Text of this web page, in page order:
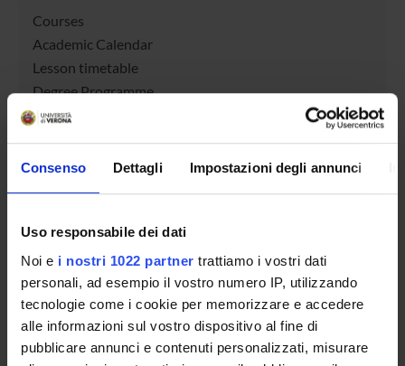
Consenso Dettagli Impostazioni degli annunci
Uso responsabile dei dati
Noi e i nostri 1022 partner trattiamo i vostri dati
personali, ad esempio il vostro numero IP, utilizzando
tecnologie come i cookie per memorizzare e accedere
alle informazioni sul vostro dispositivo al fine di
pubblicare annunci e contenuti personalizzati, misurare
Courses
Academic Calendar
Lesson timetable
Degree Programme
Exam calendar
Thesis and internship proposals
Documents
STUDYING
COURSES